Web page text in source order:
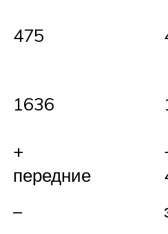
475
1636
+
передние
–